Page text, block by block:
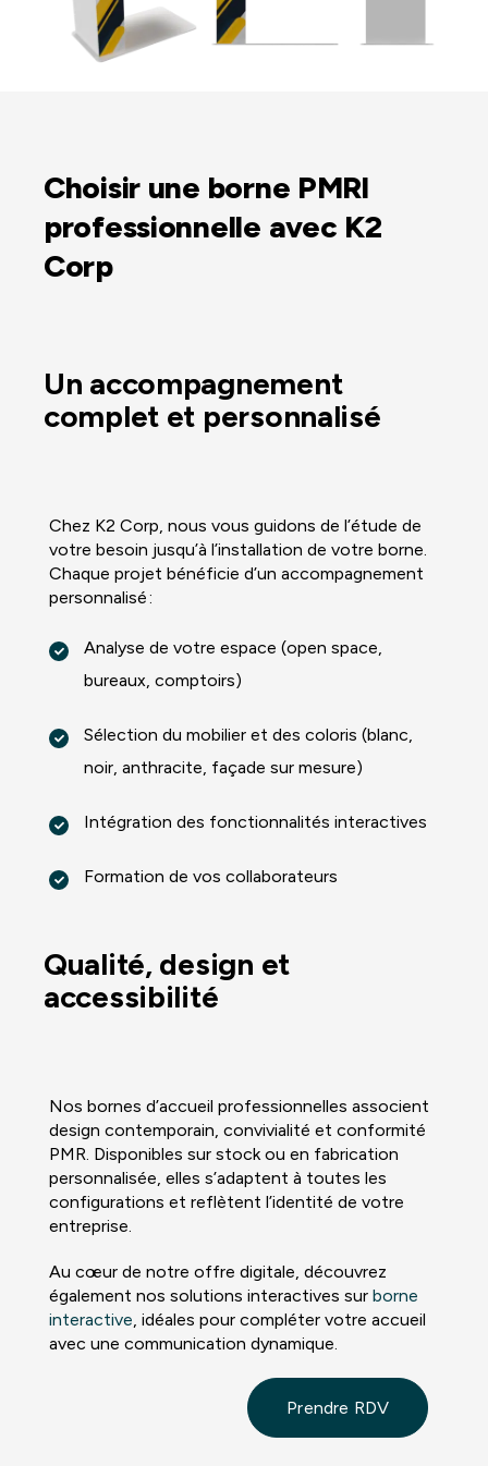
Choisir une borne PMRl
professionnelle avec K2
Corp
Un accompagnement
complet et personnalisé
Chez K2 Corp, nous vous guidons de l’étude de
votre besoin jusqu’à l’installation de votre borne.
Chaque projet bénéficie d’un accompagnement
personnalisé :
Analyse de votre espace (open space,
bureaux, comptoirs)
Sélection du mobilier et des coloris (blanc,
noir, anthracite, façade sur mesure)
Intégration des fonctionnalités interactives
Formation de vos collaborateurs
Qualité, design et
accessibilité
Nos bornes d’accueil professionnelles associent
design contemporain, convivialité et conformité
PMR. Disponibles sur stock ou en fabrication
personnalisée, elles s’adaptent à toutes les
configurations et reflètent l’identité de votre
entreprise.
Au cœur de notre offre digitale, découvrez
également nos solutions interactives sur borne
interactive, idéales pour compléter votre accueil
avec une communication dynamique.
Prendre RDV